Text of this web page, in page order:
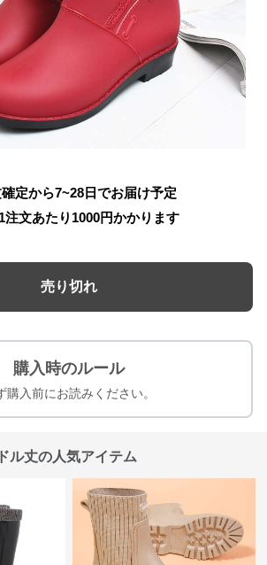
注文あたり1000 円かかります
購入前にお読みください。